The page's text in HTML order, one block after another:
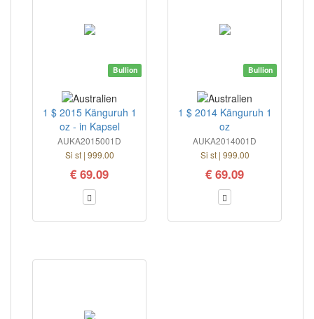
Bullion
1 $ 2015 Känguruh 1
oz - in Kapsel
AUKA2015001D
Si st | 999.00
€ 69.09
Bullion
1 $ 2014 Känguruh 1
oz
AUKA2014001D
Si st | 999.00
€ 69.09